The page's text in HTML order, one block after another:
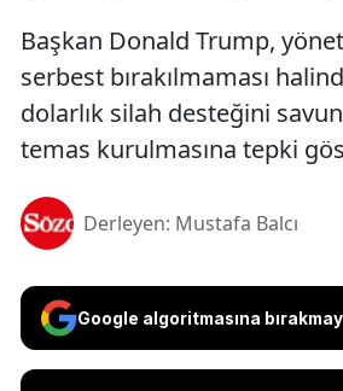
Başkan Donald Trump,
serbest bırakılmaması
dolarlık silah desteğini
temas kurulmasına tepki
Derleyen: Mustafa Balcı
Google algoritmasına